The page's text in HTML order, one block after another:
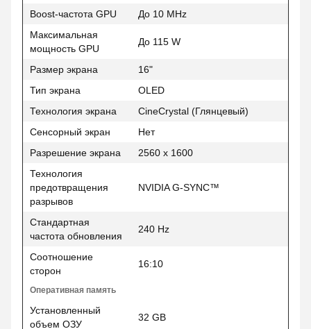
Boost-частота GPU
До 10 MHz
Максимальная
мощность GPU
До 115 W
Размер экрана
16"
Тип экрана
OLED
Технология экрана
CineCrystal (Глянцевый)
Сенсорный экран
Нет
Разрешение экрана
2560 x 1600
Технология
предотвращения
разрывов
NVIDIA G-SYNC™
Стандартная
частота обновления
240 Hz
Соотношение
сторон
16:10
Оперативная память
Установленный
объем ОЗУ
32 GB